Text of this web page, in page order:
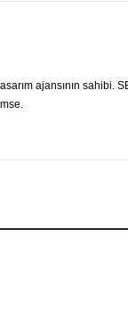
ajansının sahibi.